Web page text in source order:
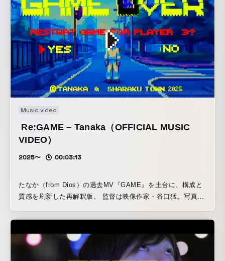
Music video
Re:GAME – Tanaka（OFFICIAL MUSIC
VIDEO）
2025〜 00:03:13
たなか（from Dios）の過去MV『GAME』を土台に、構成と
質感を刷新した再解釈版。 監督は映像作家・谷口猛。写真家
現実と虚構が交差する試聴体験を描く。